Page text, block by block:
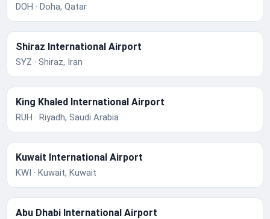
DOH · Doha, Qatar
Shiraz International Airport
SYZ · Shiraz, Iran
King Khaled International Airport
RUH · Riyadh, Saudi Arabia
Kuwait International Airport
KWI · Kuwait, Kuwait
Abu Dhabi International Airport